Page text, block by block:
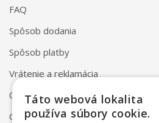
FAQ
Spôsob dodania
Spôsob platby
Vrátenie a reklamácia
Odstúpenie od zmluvy online
Obchodné podmienky
Táto webová lokalita
používa súbory cookie.